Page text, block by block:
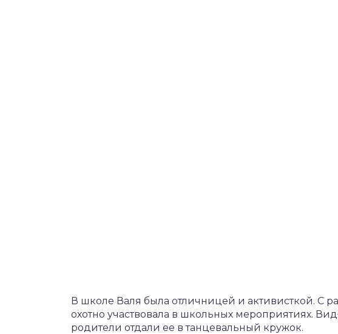
В школе Валя была отличницей и активисткой. С
охотно участвовала в школьных мероприятиях.
родители отдали ее в танцевальный кружок.